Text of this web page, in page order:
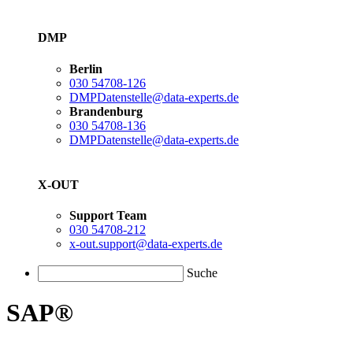
DMP
Berlin
030 54708-126
DMPDatenstelle@data-experts.de
Brandenburg
030 54708-136
DMPDatenstelle@data-experts.de
X-OUT
Support Team
030 54708-212
x-out.support@data-experts.de
Suche
SAP®